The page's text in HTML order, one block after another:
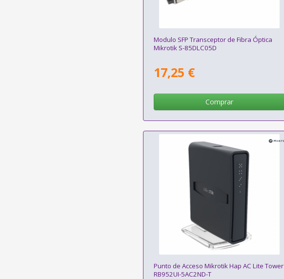
Modulo SFP Transceptor de Fibra Óptica
Mikrotik S-85DLC05D
17,25 €
Comprar
Punto de Acceso Mikrotik Hap AC Lite Tower
RB952UI-5AC2ND-T